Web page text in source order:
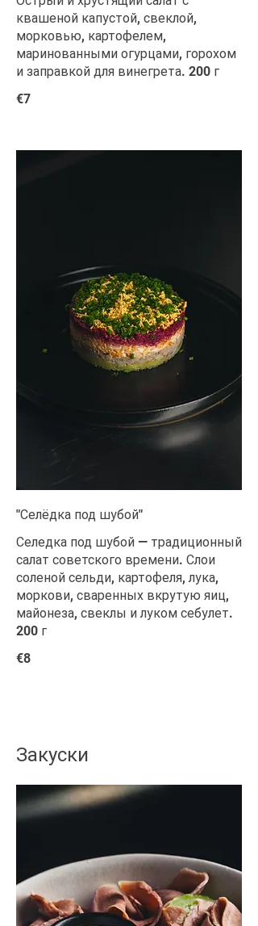
квашеной капустой, свеклой,
морковью, картофелем,
маринованными огурцами, горохом
и заправкой для винегрета. 200 г
€7
"Селёдка под шубой"
Селедка под шубой — традиционный
салат советского времени. Слои
соленой сельди, картофеля, лука,
моркови, сваренных вкрутую яиц,
майонеза, свеклы и луком себулет.
200 г
€8
Закуски